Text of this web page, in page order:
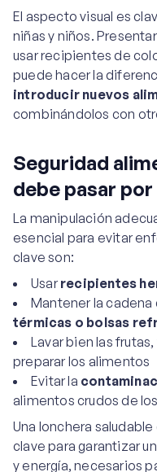
El aspecto visual es
niñas y niños.
usar recipientes de
puede hacer la
introducir nuevos
combinándolos con
Seguridad
debe pasar
La manipulación
esencial para evitar
clave son:
Usar recipientes
Mantener la cadena
térmicas o bolsas
Lavar bien las
preparar los alimentos
Evitar la
alimentos crudos de
Una lonchera
clave para garantizar
y energía, necesarios